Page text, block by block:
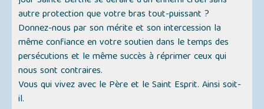
autre protection que votre bras tout-puissant ?
Donnez-nous par son mérite et son intercession la
même confiance en votre soutien dans le temps des
persécutions et le même succès à réprimer ceux qui
nous sont contraires.
Vous qui vivez avec le Père et le Saint Esprit. Ainsi soit-
il.